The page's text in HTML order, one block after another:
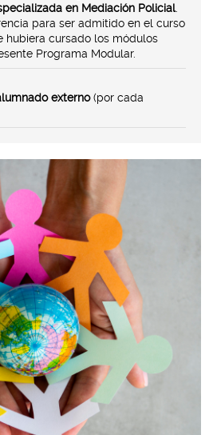
en Mediación Policial.
para ser admitido en el curso
hubiera cursado los módulos
Programa Modular.
externo(por cada